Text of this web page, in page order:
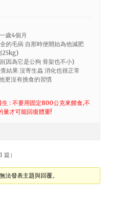
歲4個月
的毛病 自那時便開始為他減肥
25kg)
(因為它是公狗 骨架也不小)
結果 沒寄生蟲 消化也很正常
更沒有挑食的習慣
: 不要用固定800公克來餵食,不
量才可能回復體重!
）
法發表主題與回覆。